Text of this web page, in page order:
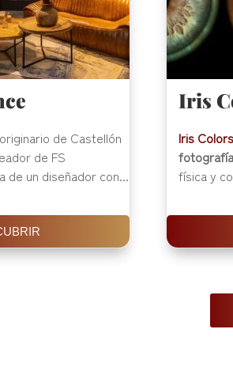
de Castellón
de FS
de un diseñador con...
Iris
Iris Colors
física y